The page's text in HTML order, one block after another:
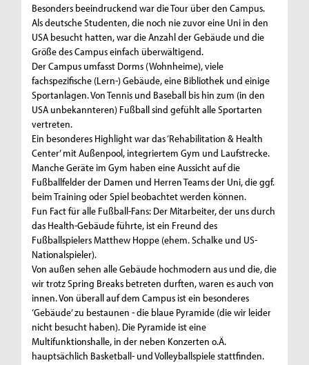
Besonders beeindruckend war die Tour über den Campus.
Als deutsche Studenten, die noch nie zuvor eine Uni in den
USA besucht hatten, war die Anzahl der Gebäude und die
Größe des Campus einfach überwältigend.
Der Campus umfasst Dorms (Wohnheime), viele
fachspezifische (Lern-) Gebäude, eine Bibliothek und einige
Sportanlagen. Von Tennis und Baseball bis hin zum (in den
USA unbekannteren) Fußball sind gefühlt alle Sportarten
vertreten.
Ein besonderes Highlight war das ‘Rehabilitation & Health
Center’ mit Außenpool, integriertem Gym und Laufstrecke.
Manche Geräte im Gym haben eine Aussicht auf die
Fußballfelder der Damen und Herren Teams der Uni, die ggf.
beim Training oder Spiel beobachtet werden können.
Fun Fact für alle Fußball-Fans: Der Mitarbeiter, der uns durch
das Health-Gebäude führte, ist ein Freund des
Fußballspielers Matthew Hoppe (ehem. Schalke und US-
Nationalspieler).
Von außen sehen alle Gebäude hochmodern aus und die, die
wir trotz Spring Breaks betreten durften, waren es auch von
innen. Von überall auf dem Campus ist ein besonderes
‘Gebäude’ zu bestaunen - die blaue Pyramide (die wir leider
nicht besucht haben). Die Pyramide ist eine
Multifunktionshalle, in der neben Konzerten o.Ä.
hauptsächlich Basketball- und Volleyballspiele stattfinden.